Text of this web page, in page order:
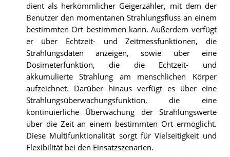
dient als herkömmlicher Geigerzähler, mit dem der
Benutzer den momentanen Strahlungsfluss an einem
bestimmten Ort bestimmen kann. Außerdem verfügt
er über Echtzeit- und Zeitmessfunktionen, die
Strahlungsdaten anzeigen, sowie über eine
Dosimeterfunktion, die die Echtzeit- und
akkumulierte Strahlung am menschlichen Körper
aufzeichnet. Darüber hinaus verfügt es über eine
Strahlungsüberwachungsfunktion, die eine
kontinuierliche Überwachung der Strahlungswerte
über die Zeit an einem bestimmten Ort ermöglicht.
Diese Multifunktionalität sorgt für Vielseitigkeit und
Flexibilität bei den Einsatzszenarien.